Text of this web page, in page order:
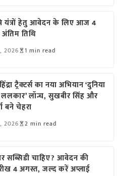
यंत्रों हेतु आवेदन के लिए आज 4
तिथि
2026 1 min read
ट्रैक्टर्स का नया अभियान ‘दुनिया
लॉन्च, सुखबीर सिंह और
बने चेहरा
2026 2 min read
सब्सिडी चाहिए? आवेदन की
4 अगस्त, जल्द करें अप्लाई